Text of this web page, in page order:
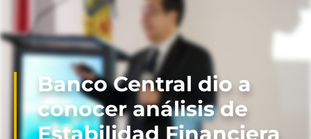
Banco Central dio a
conocer análisis de
Estabilidad Financiera